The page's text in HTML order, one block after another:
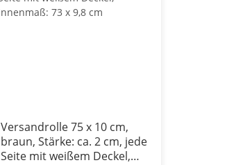
Versandrolle 75 x 10 cm,
braun, Stärke: ca. 2 cm, jede
Seite mit weißem Deckel,